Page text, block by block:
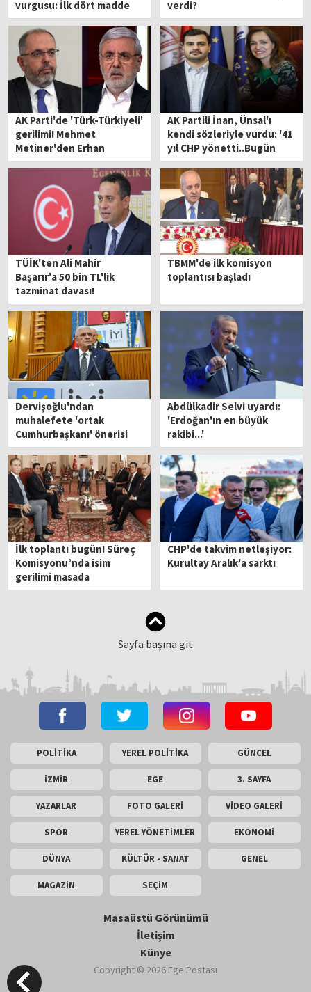
vurgusu: İlk dört madde
tartışmaya kapalı
verdi?
AK Parti'de 'Türk-Türkiyeli'
gerilimi! Mehmet
Metiner'den Erhan
Afyoncu'ya çok sert sözler
AK Partili İnan, Ünsal'ı
kendi sözleriyle vurdu: '41
yıl CHP yönetti..Bugün
borcun simgesi'
TÜİK'ten Ali Mahir
Başarır'a 50 bin TL'lik
tazminat davası!
TBMM'de ilk komisyon
toplantısı başladı
Dervişoğlu'ndan
muhalefete 'ortak
Cumhurbaşkanı' önerisi
Abdülkadir Selvi uyardı:
'Erdoğan'ın en büyük
rakibi...'
İlk toplantı bugün! Süreç
Komisyonu’nda isim
gerilimi masada
CHP'de takvim netleşiyor:
Kurultay Aralık'a sarktı
Sayfa başına git
POLİTİKA YEREL POLİTİKA GÜNCEL
İZMİR EGE 3. SAYFA
YAZARLAR FOTO GALERİ VİDEO GALERİ
SPOR YEREL YÖNETİMLER EKONOMİ
DÜNYA KÜLTÜR - SANAT GENEL
MAGAZİN SEÇİM
Masaüstü Görünümü
İletişim
Künye
Copyright © 2026 Ege Postası